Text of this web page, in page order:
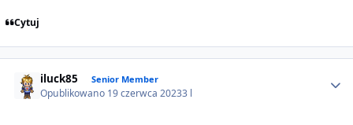
Cytuj
iluck85 Senior Member
Opublikowano 19 czerwca 20233 l